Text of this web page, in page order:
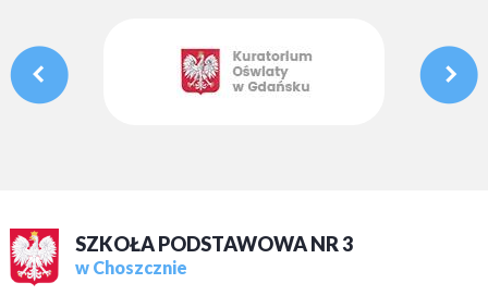
SZKOŁA PODSTAWOWA NR 3
w Choszcznie